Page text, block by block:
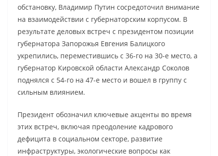
обстановку, Владимир Путин сосредоточил внимание
на взаимодействии с губернаторским корпусом. В
результате деловых встреч с президентом позиции
губернатора Запорожья Евгения Балицкого
укрепились, переместившись с 36-го на 30-е место, а
губернатор Кировской области Александр Соколов
поднялся с 54-го на 47-е место и вошел в группу с
сильным влиянием.
Президент обозначил ключевые акценты во время
этих встреч, включая преодоление кадрового
дефицита в социальном секторе, развитие
инфраструктуры, экологические вопросы как